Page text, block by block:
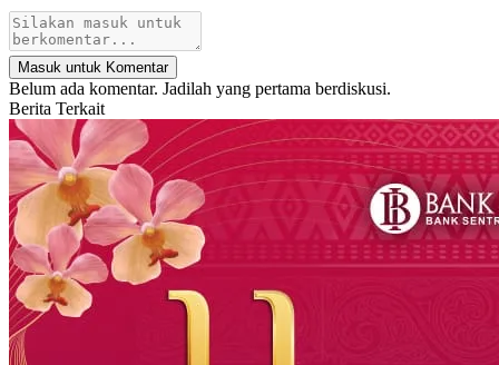
Masuk untuk Komentar
Belum ada komentar. Jadilah yang pertama berdiskusi.
Berita Terkait